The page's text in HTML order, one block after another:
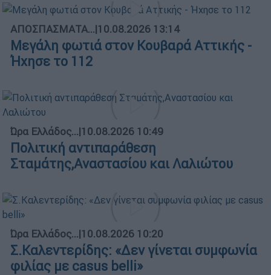
ΑΠΟΣΠΑΣΜΑΤΑ...|10.08.2026 13:14
Μεγάλη φωτιά στον Κουβαρά Αττικής -
Ήχησε το 112
Ώρα Ελλάδος...|10.08.2026 10:49
Πολιτική αντιπαράθεση
Σταμάτης,Αναστασίου και Λαλιώτου
Ώρα Ελλάδος...|10.08.2026 10:20
Σ.Καλεντερίδης: «Δεν γίνεται συμφωνία
φιλίας με casus belli»